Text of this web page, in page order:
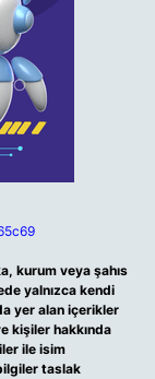
kurum veya şahıs
yalnızca kendi
yer alan içerikler
kişiler hakkında
ile isim
taslak